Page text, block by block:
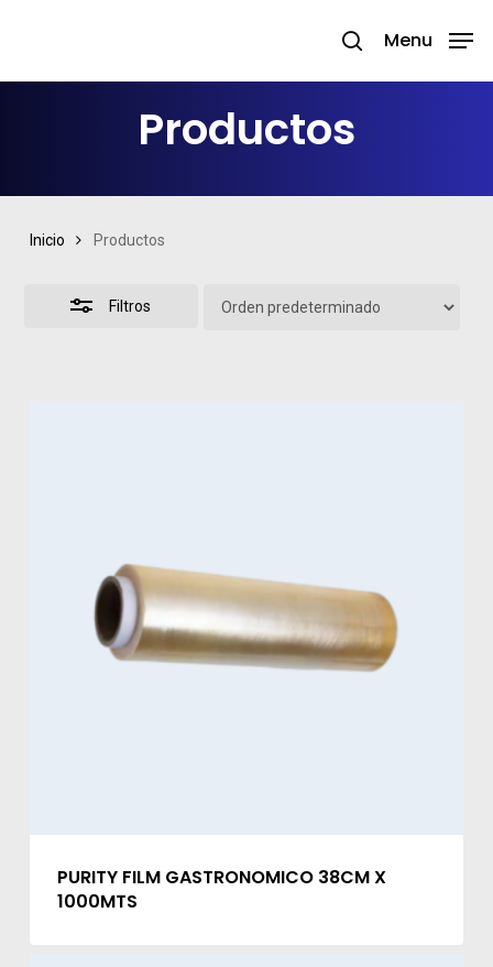
main
search
Menu
Productos
Inicio Productos
Filtros
Close
Filters
PURITY FILM GASTRONOMICO 38CM X
1000MTS